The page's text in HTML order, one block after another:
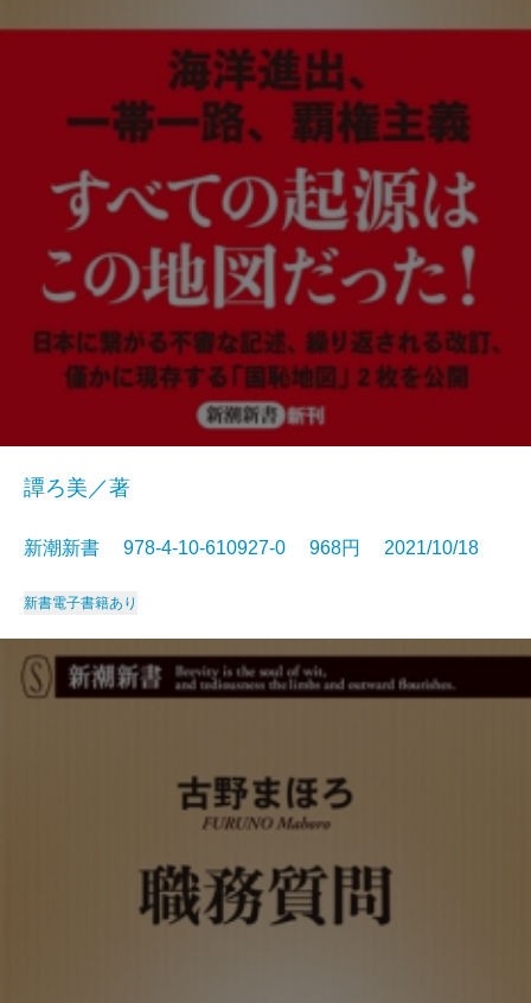
譚ろ美／著
新潮新書 978-4-10-610927-0 968円 2021/10/18
新書電子書籍あり